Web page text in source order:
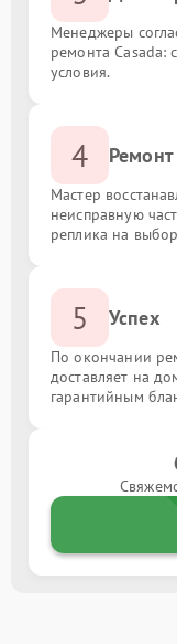
Менеджеры
ремонта Casada:
условия.
4 Ремонт
Мастер
неисправную
реплика на
5 Успех
По окончании
доставляет на
гарантийным